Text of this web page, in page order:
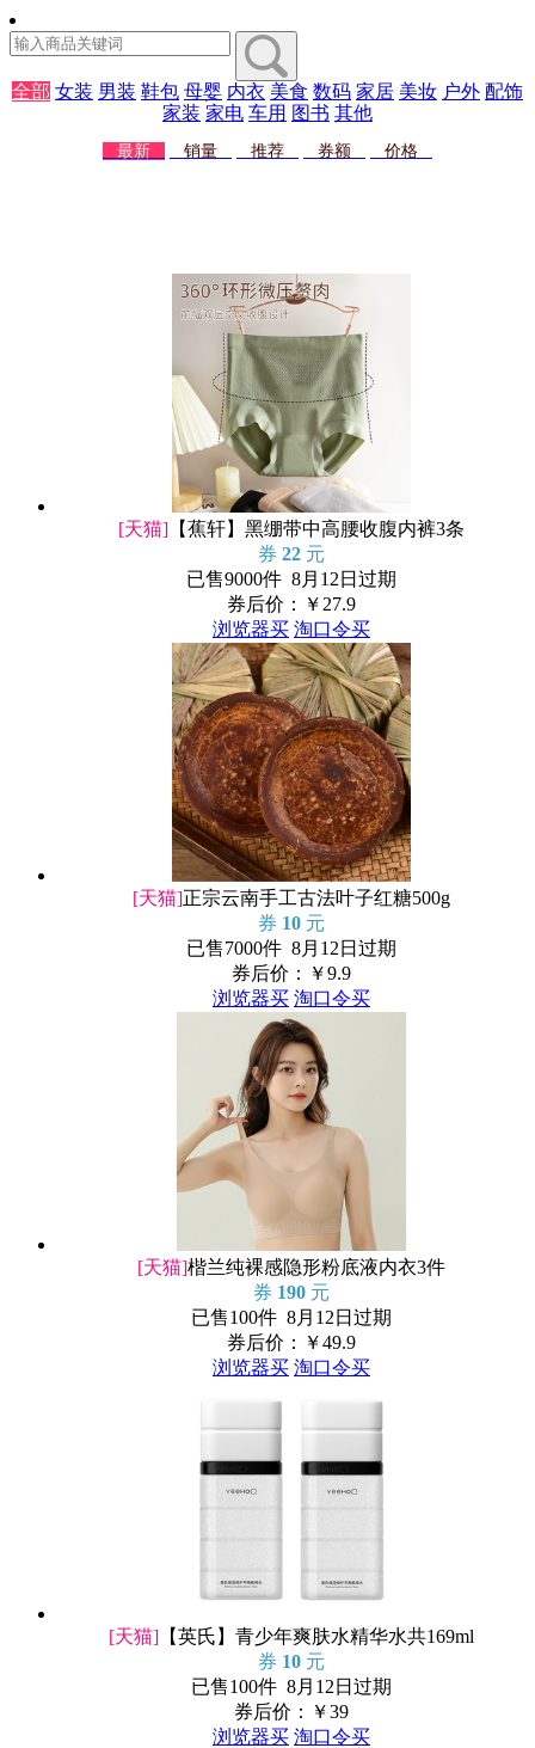
全部 女装 男装 鞋包 母婴 内衣 美食 数码 家居 美妆 户外 配饰
家装 家电 车用 图书 其他
最新 销量 推荐 券额 价格
[天猫] 【蕉轩】黑绷带中高腰收腹内裤3条
券 22 元
已售9000件 8月12日过期
券后价：￥ 27.9
浏览器买 淘口令买
[天猫]正宗云南手工古法叶子红糖500g
券 10 元
已售7000件 8月12日过期
券后价：￥9.9
浏览器买 淘口令买
[天猫]楷兰纯裸感隐形粉底液内衣3件
券 190 元
已售100件 8月12日过期
券后价：￥49.9
浏览器买 淘口令买
[天猫] 【英氏】青少年爽肤水精华水共169ml
券 10 元
已售100件 8月12日过期
券后价：￥39
浏览器买 淘口令买